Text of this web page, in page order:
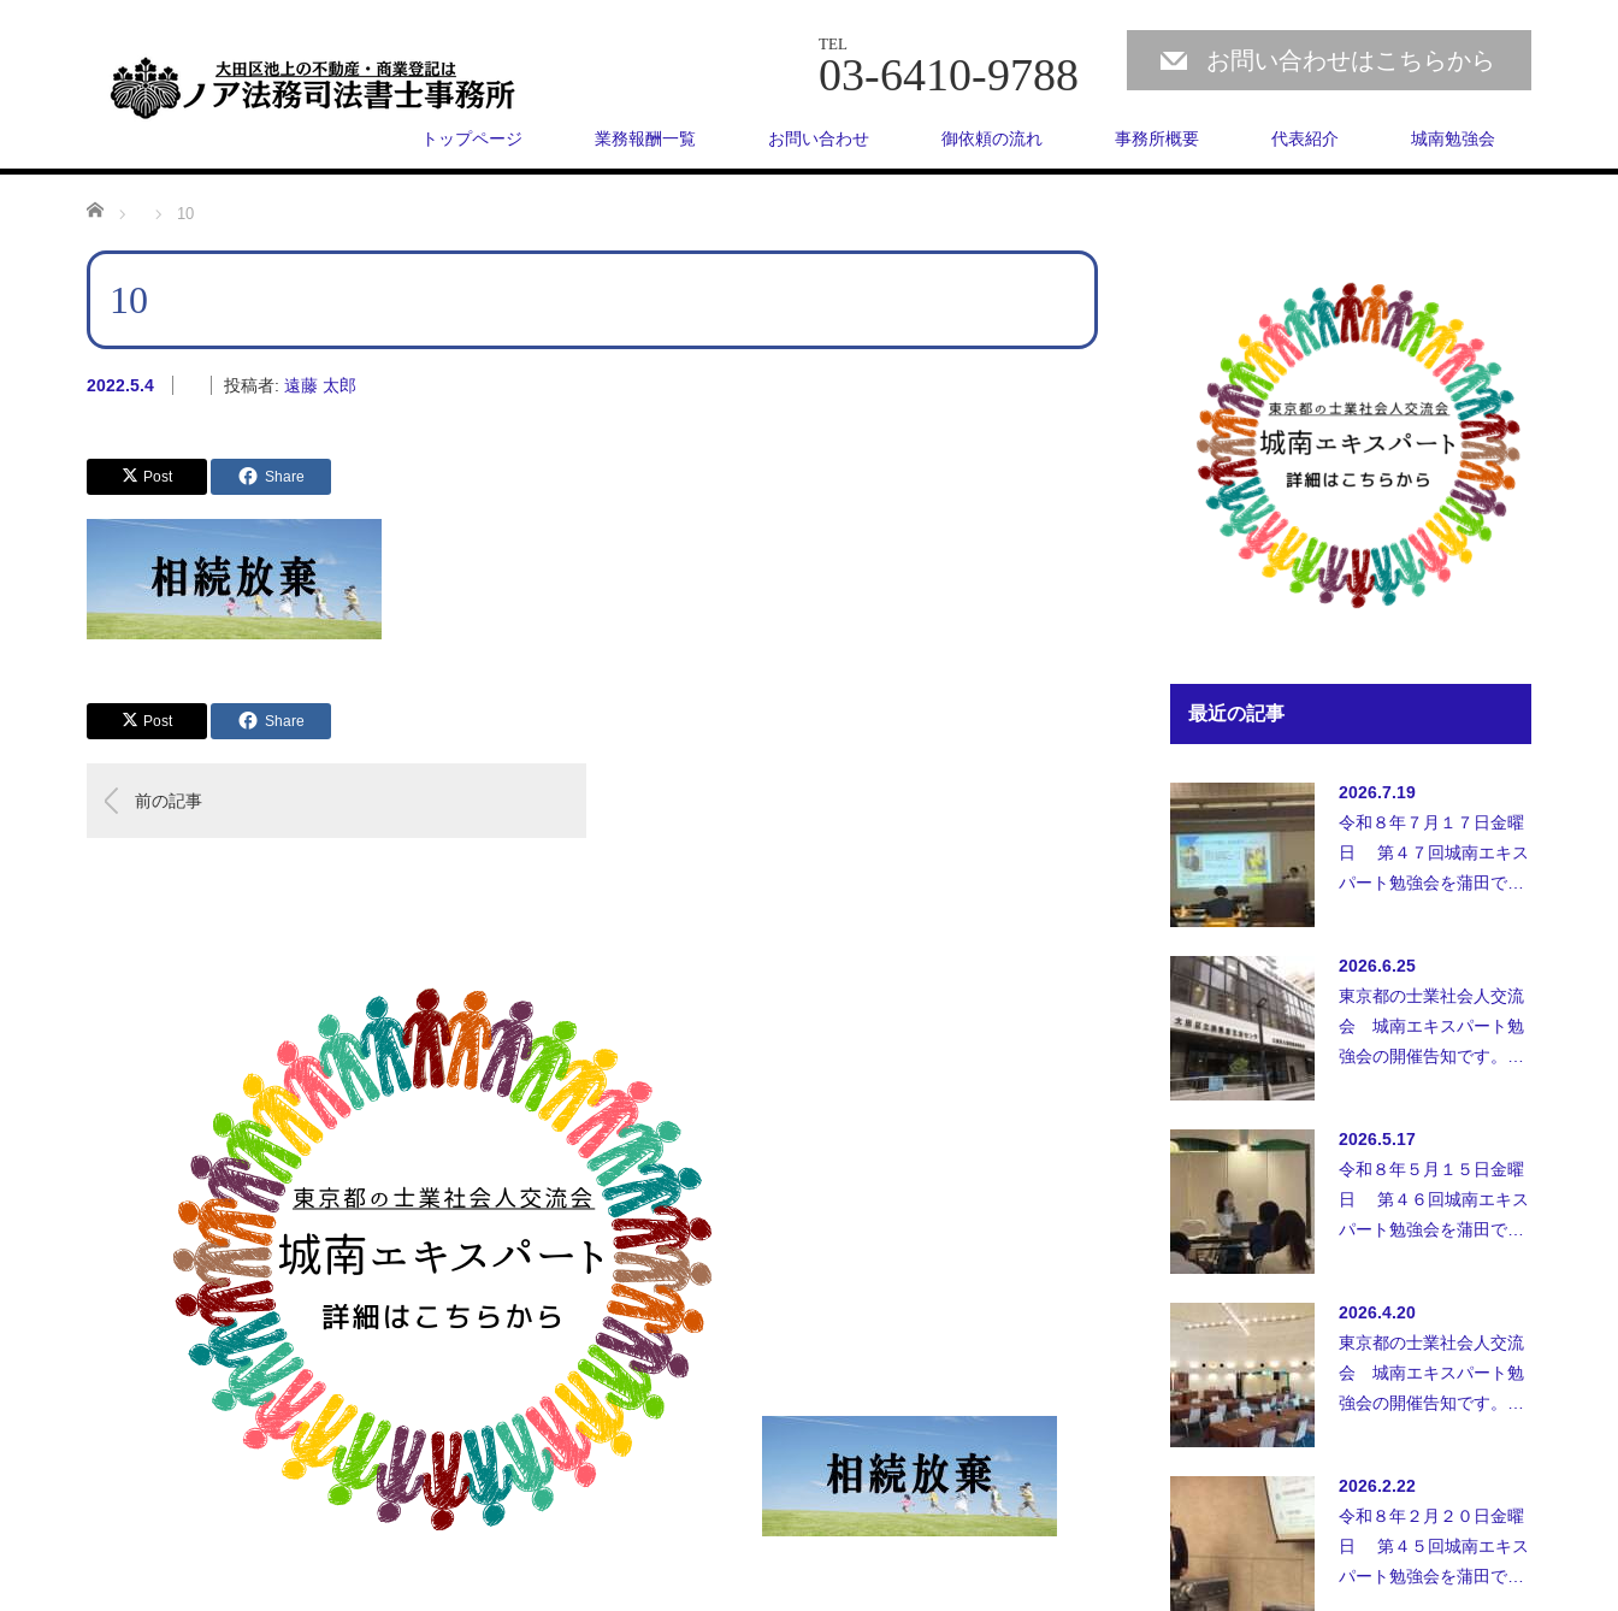
TEL
03-6410-9788 お問い合わせはこちらから
トップページ 業務報酬一覧 お問い合わせ 御依頼の流れ 事務所概要 代表紹介 城南勉強会
ホーム 10
10
2022.5.4 投稿者: 遠藤 太郎
Post Share
Post Share
前の記事
最近の記事
2026.7.19
令和８年７月１７日金曜
日 第４７回城南エキス
パート勉強会を蒲田で開
…
2026.6.25
東京都の士業社会人交流
会 城南エキスパート勉
強会の開催告知です。士
ておりま…
2026.5.17
令和８年５月１５日金曜
日 第４６回城南エキス
パート勉強会を蒲田で開
ル 定…
2026.4.20
東京都の士業社会人交流
会 城南エキスパート勉
強会の開催告知です。士
ておりま…
2026.2.22
令和８年２月２０日金曜
日 第４５回城南エキス
パート勉強会を蒲田で開